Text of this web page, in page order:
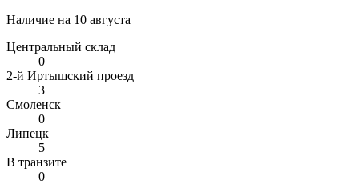
Наличие на 10 августа
Центральный склад
0
2-й Иртышский проезд
3
Смоленск
0
Липецк
5
В транзите
0